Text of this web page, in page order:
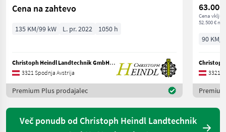
Cena na zahtevo
135 KM/99 kW L. pr. 2022 1050 h
Christoph Heindl Landtechnik GmbH, Stephanshart
3321 Spodnja Avstrija
Premium Plus prodajalec
63.000
Cena
52.500 €
90 KM/
3321
Več ponudb od Christoph Heindl Landtechnik